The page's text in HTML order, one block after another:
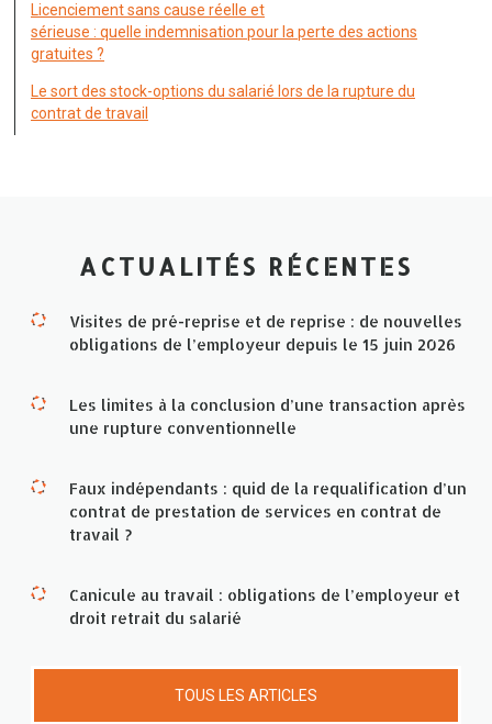
Licenciement sans cause réelle et
sérieuse : quelle indemnisation pour la perte des actions
gratuites ?
Le sort des stock-options du salarié lors de la rupture du
contrat de travail
ACTUALITÉS RÉCENTES
Visites de pré-reprise et de reprise : de nouvelles
obligations de l’employeur depuis le 15 juin 2026
Les limites à la conclusion d’une transaction après
une rupture conventionnelle
Faux indépendants : quid de la requalification d’un
contrat de prestation de services en contrat de
travail ?
Canicule au travail : obligations de l’employeur et
droit retrait du salarié
TOUS LES ARTICLES